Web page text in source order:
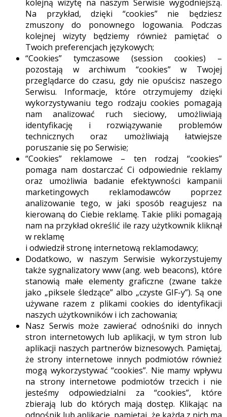
kolejną wizytę na naszym Serwisie wygodniejszą.
Na przykład, dzięki “cookies” nie będziesz
zmuszony do ponownego logowania. Podczas
kolejnej wizyty będziemy również pamiętać o
Twoich preferencjach językowych;
“Cookies” tymczasowe (session cookies) –
pozostają w archiwum “cookies” w Twojej
przeglądarce do czasu, gdy nie opuścisz naszego
Serwisu. Informacje, które otrzymujemy dzięki
wykorzystywaniu tego rodzaju cookies pomagają
nam analizować ruch sieciowy, umożliwiają
identyfikację i rozwiązywanie problemów
technicznych oraz umożliwiają łatwiejsze
poruszanie się po Serwisie;
“Cookies” reklamowe – ten rodzaj “cookies”
pomaga nam dostarczać Ci odpowiednie reklamy
oraz umożliwia badanie efektywności kampanii
marketingowych reklamodawców poprzez
analizowanie tego, w jaki sposób reagujesz na
kierowaną do Ciebie reklamę. Takie pliki pomagają
nam na przykład określić ile razy użytkownik kliknął
w reklamę
i odwiedził stronę internetową reklamodawcy;
Dodatkowo, w naszym Serwisie wykorzystujemy
także sygnalizatory www (ang. web beacons), które
stanowią małe elementy graficzne (zwane także
jako „piksele śledzące” albo „czyste GIF-y”). Są one
używane razem z plikami cookies do identyfikacji
naszych użytkowników i ich zachowania;
Nasz Serwis może zawierać odnośniki do innych
stron internetowych lub aplikacji, w tym stron lub
aplikacji naszych partnerów biznesowych. Pamiętaj,
że strony internetowe innych podmiotów również
mogą wykorzystywać “cookies”. Nie mamy wpływu
na strony internetowe podmiotów trzecich i nie
jesteśmy odpowiedzialni za “cookies”, które
zbierają lub do których mają dostęp. Klikając na